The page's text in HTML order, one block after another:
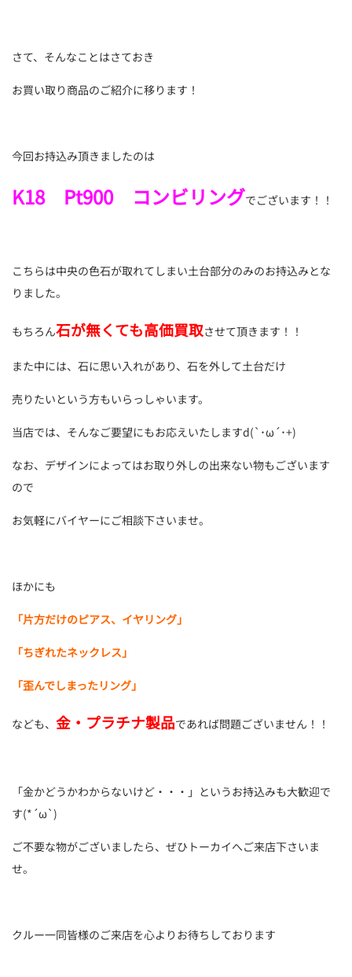
さて、そんなことはさておき
お買い取り商品のご紹介に移ります！
今回お持込み頂きましたのは
K18 Pt900 コンビリングでございます！！
こちらは中央の色石が取れてしまい土台部分のみのお持込みとな
りました。
もちろん石が無くても高価買取させて頂きます！！
また中には、石に思い入れがあり、石を外して土台だけ
売りたいという方もいらっしゃいます。
当店では、そんなご要望にもお応えいたしますd(`･ω´･+)
なお、デザインによってはお取り外しの出来ない物もございます
ので
お気軽にバイヤーにご相談下さいませ。
ほかにも
「片方だけのピアス、イヤリング」
「ちぎれたネックレス」
「歪んでしまったリング」
なども、 金・プラチナ製品であれば問題ございません！！
「金かどうかわからないけど・・・」というお持込みも大歓迎で
す(*´ω`)
ご不要な物がございましたら、ぜひトーカイへご来店下さいま
せ。
クルー一同皆様のご来店を心よりお待ちしております